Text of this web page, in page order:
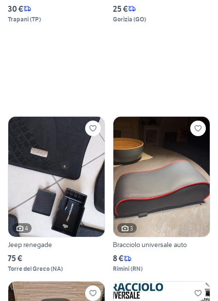
30 €
Trapani(TP)
25 €
Gorizia (GO)
4
Jeep renegade
75 €
Torre del Greco(NA)
3
Bracciolo universale auto
8 €
Rimini(RN)